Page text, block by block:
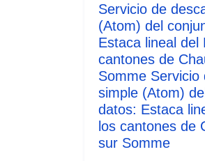
Servicio de
(Atom) del
Estaca lineal del
cantones de
Somme Servicio
simple (Atom)
datos: Estaca
los cantones de
sur Somme